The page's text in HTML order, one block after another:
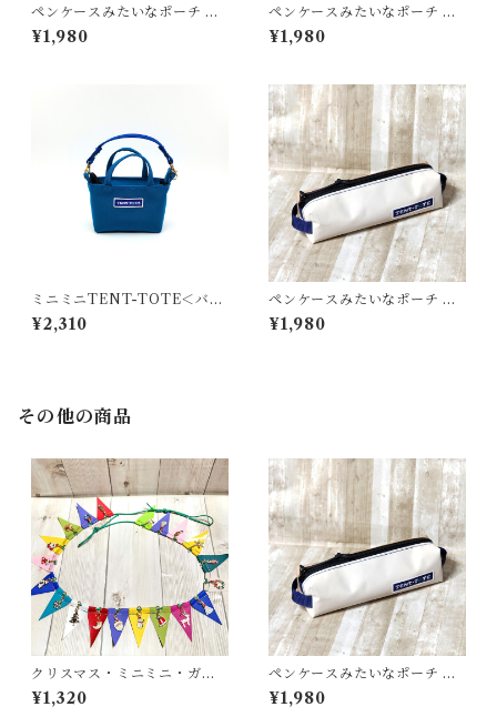
ペンケースみたいなポーチ ＜
K-0663＞
¥1,980
ペンケースみたいなポーチ ＜
K-0661＞
¥1,980
ミニミニTENT-TOTE＜バッ
グチャーム＞K-0512
¥2,310
ペンケースみたいなポーチ ＜
K-0660＞
¥1,980
その他の商品
クリスマス・ミニミニ・ガー
ランド ＜K-0687＞
¥1,320
ペンケースみたいなポーチ ＜
K-0660＞
¥1,980